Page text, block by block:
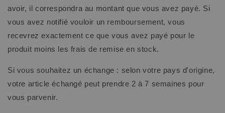
avoir, il correspondra au montant que vous avez payé. Si
vous avez notifié vouloir un remboursement, vous
recevrez exactement ce que vous avez payé pour le
produit moins les frais de remise en stock.
Si vous souhaitez un échange : selon votre pays d'origine,
votre article échangé peut prendre 2 à 7 semaines pour
vous parvenir.